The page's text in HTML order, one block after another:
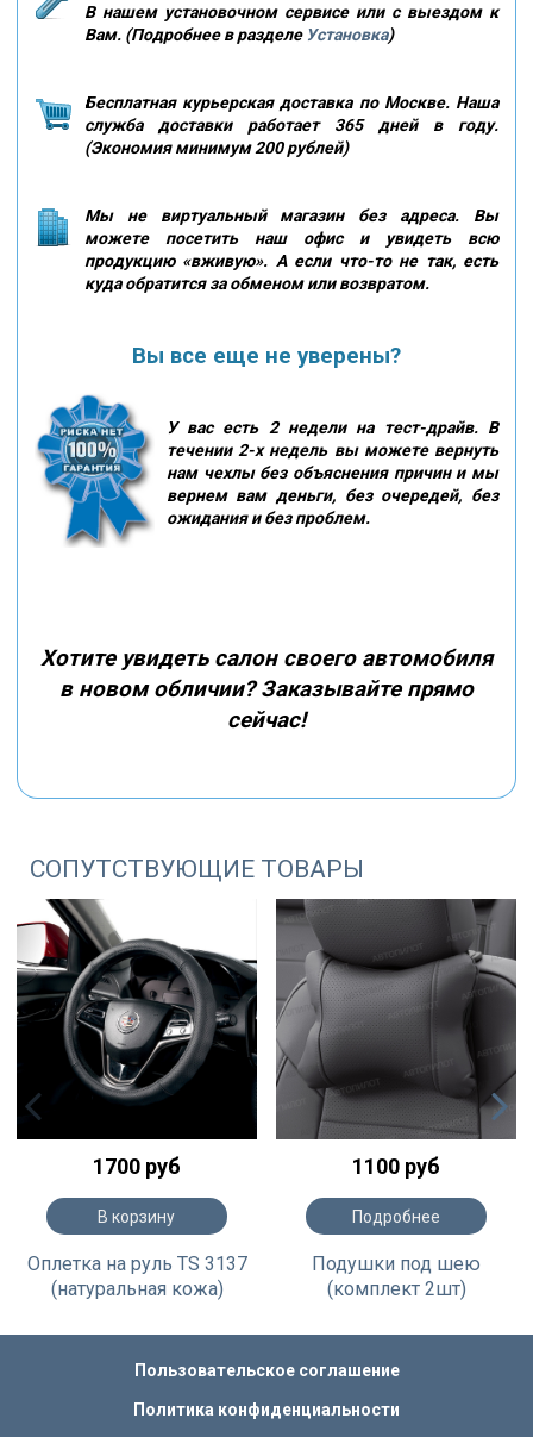
В нашем установочном сервисе или с выездом к
Вам. (Подробнее в разделе Установка)
Бесплатная курьерская доставка по Москве. Наша
служба доставки работает 365 дней в году.
(Экономия минимум 200 рублей)
Мы не виртуальный магазин без адреса. Вы
можете посетить наш офис и увидеть всю
продукцию «вживую». А если что-то не так, есть
куда обратится за обменом или возвратом.
Вы все еще не уверены?
У вас есть 2 недели на тест-драйв. В
течении 2-х недель вы можете вернуть
нам чехлы без объяснения причин и мы
вернем вам деньги, без очередей, без
ожидания и без проблем.
Хотите увидеть салон своего автомобиля
в новом обличии? Заказывайте прямо
сейчас!
СОПУТСТВУЮЩИЕ ТОВАРЫ
1700 руб
В корзину
Оплетка на руль TS 3137
(натуральная кожа)
1100 руб
Подробнее
Подушки под шею
(комплект 2шт)
Пользовательское соглашение
Политика конфиденциальности